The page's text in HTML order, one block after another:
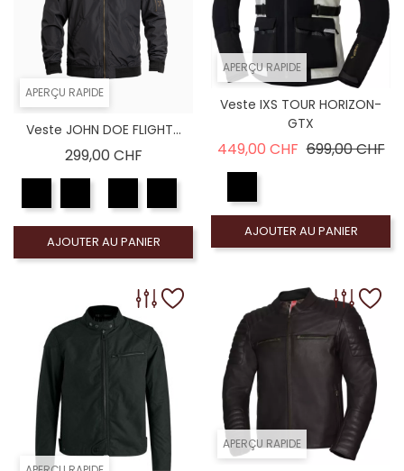
APERÇU RAPIDE
Veste JOHN DOE FLIGHT...
299,00 CHFPrix
AJOUTER AU PANIER
APERÇU RAPIDE
Veste IXS TOUR HORIZON-
GTX
449,00 CHF Prix de base
699,00 CHF
AJOUTER AU PANIER
APERÇU RAPIDE